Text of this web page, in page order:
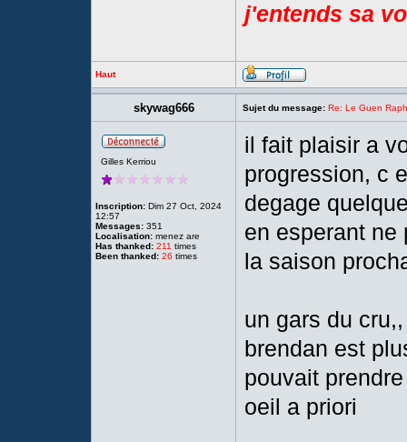
j'entends sa
Haut
skywag666 Sujet du message: Re: Le Guen
Gilles Kerriou
Inscription: Dim 27 Oct, 2024
12:57
Messages: 351
Localisation: menez are
Has thanked: 211 times
Been thanked: 26 times
il fait plaisir a
progression, c
degage
en esperant ne
la saison
un gars du
brendan est
pouvait
oeil a priori